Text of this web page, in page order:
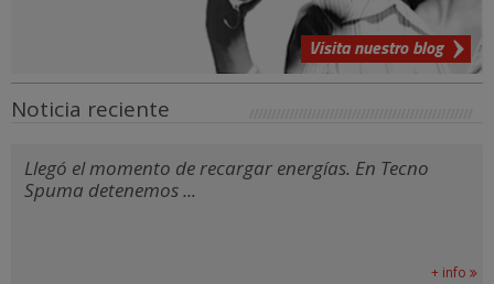
Visita nuestro blog
Noticia reciente
Llegó el momento de recargar energías. En Tecno
Spuma detenemos ...
+ info